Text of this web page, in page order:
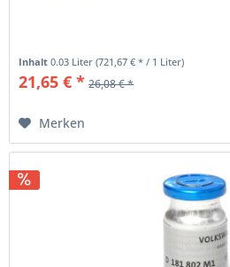
Inhalt0.03 Liter(721,67 € * / 1 Liter)
21,65 € * 26,08 € *
Merken